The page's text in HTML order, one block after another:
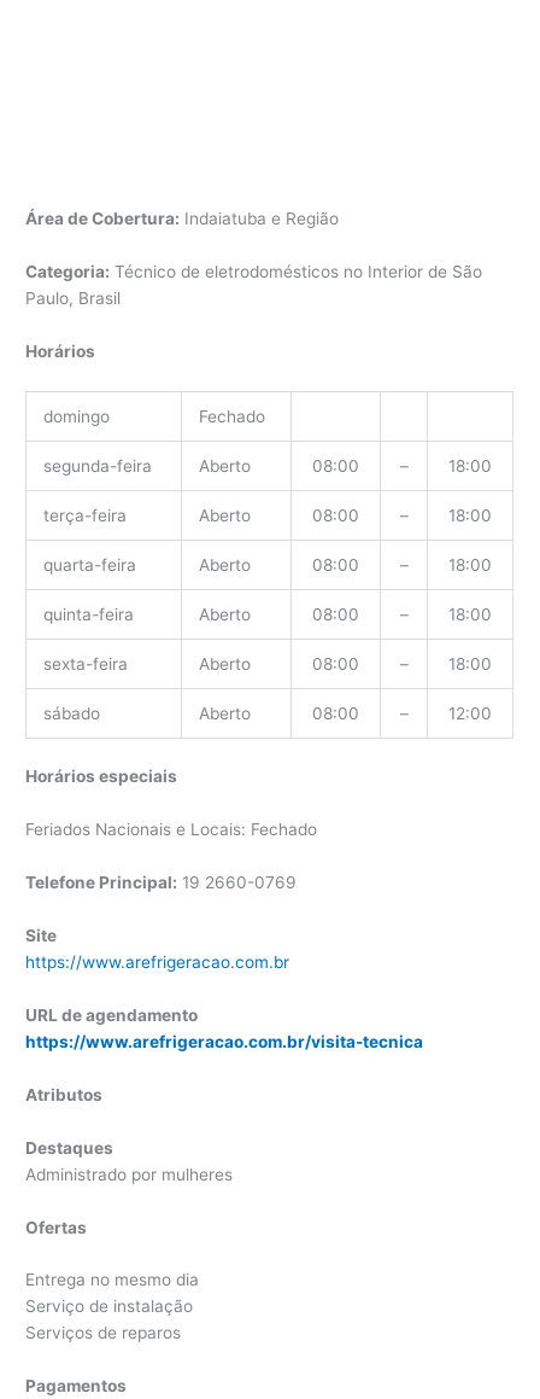
Área de Cobertura: Indaiatuba e Região
Categoria: Técnico de eletrodomésticos no Interior de São
Paulo, Brasil
Horários
domingo Fechado
segunda-feira Aberto 08:00 – 18:00
terça-feira Aberto 08:00 – 18:00
quarta-feira Aberto 08:00 – 18:00
quinta-feira Aberto 08:00 – 18:00
sexta-feira Aberto 08:00 – 18:00
sábado Aberto 08:00 – 12:00
Horários especiais
Feriados Nacionais e Locais: Fechado
Telefone Principal: 19 2660-0769
Site
https://www.arefrigeracao.com.br
URL de agendamento
https://www.arefrigeracao.com.br/visita-tecnica
Atributos
Destaques
Administrado por mulheres
Ofertas
Entrega no mesmo dia
Serviço de instalação
Serviços de reparos
Pagamentos